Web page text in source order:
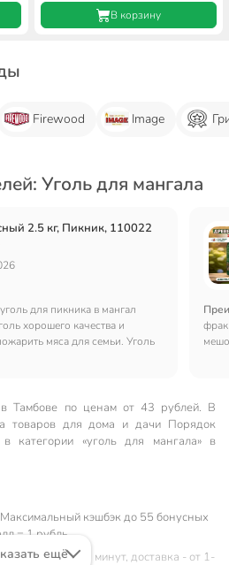
В корзину
Firewood Image
Уголь для мангала
2.5 кг, Пикник, 110022
для пикника в мангал
хорошего качества и
мяса для семьи. Уголь
Тамбове по ценам от 43 рублей. В
товаров для дома и дачи Порядок
категории «уголь для мангала» в
кэшбэк до 55 бонусных
= 1 рубль.
от 60 минут, доставка - от 1-
ещё